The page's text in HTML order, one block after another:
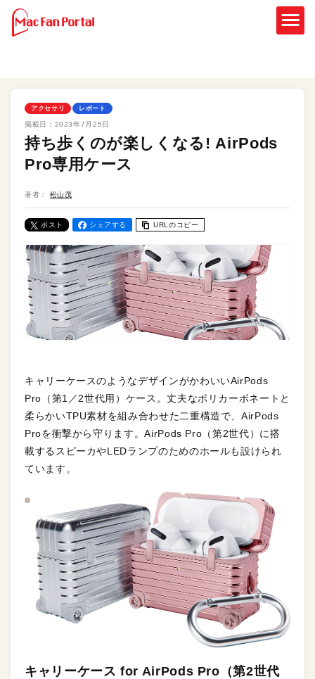
アクセサリ レポート
掲載日： 2023年7月25日
持ち歩くのが楽しくなる! AirPods
Pro専用ケース
著者： 松山茂
ポスト シェアする URLのコピー
キャリーケースのようなデザインがかわいいAirPods
Pro（第1／2世代用）ケース。丈夫なポリカーボネートと
柔らかいTPU素材を組み合わせた二重構造で、AirPods
Proを衝撃から守ります。AirPods Pro（第2世代）に搭
載するスピーカやLEDランプのためのホールも設けられ
ています。
キャリーケース for AirPods Pro（第2世代